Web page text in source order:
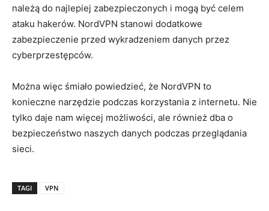
należą do najlepiej zabezpieczonych i mogą być celem
ataku hakerów. NordVPN stanowi dodatkowe
zabezpieczenie przed wykradzeniem danych przez
cyberprzestępców.
Można więc śmiało powiedzieć, że NordVPN to
konieczne narzędzie podczas korzystania z internetu. Nie
tylko daje nam więcej możliwości, ale również dba o
bezpieczeństwo naszych danych podczas przeglądania
sieci.
TAGI VPN